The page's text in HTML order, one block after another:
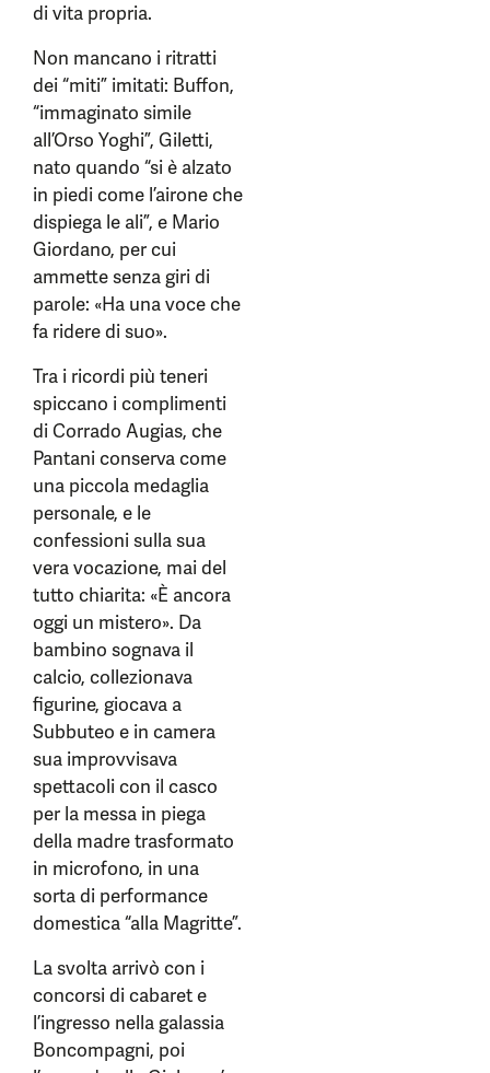
di vita propria.
Non mancano i ritratti
dei “miti” imitati: Buffon,
“immaginato simile
all’Orso Yoghi”, Giletti,
nato quando “si è alzato
in piedi come l’airone che
dispiega le ali”, e Mario
Giordano, per cui
ammette senza giri di
parole: «Ha una voce che
fa ridere di suo».
Tra i ricordi più teneri
spiccano i complimenti
di Corrado Augias, che
Pantani conserva come
una piccola medaglia
personale, e le
confessioni sulla sua
vera vocazione, mai del
tutto chiarita: «È ancora
oggi un mistero». Da
bambino sognava il
calcio, collezionava
figurine, giocava a
Subbuteo e in camera
sua improvvisava
spettacoli con il casco
per la messa in piega
della madre trasformato
in microfono, in una
sorta di performance
domestica “alla Magritte”.
La svolta arrivò con i
concorsi di cabaret e
l’ingresso nella galassia
Boncompagni, poi